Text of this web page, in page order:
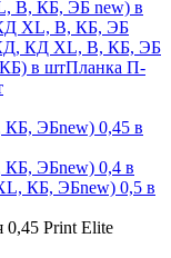
В, КБ, ЭБ new) в
XL, В, КБ, ЭБ
КД XL, В, КБ, ЭБ
в штПланка П-
ЭБnew) 0,45 в
КБ, ЭБnew) 0,4 в
КБ, ЭБnew) 0,5 в
0,45 Print Elite